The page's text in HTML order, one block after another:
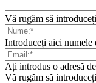
Vă rugăm să
Introduceți aici numele
Ați introdus o adresă
Vă rugăm să